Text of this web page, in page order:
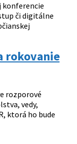
konferencie
či digitálne
rokovanie
rozporové
vedy,
ktorá ho bude